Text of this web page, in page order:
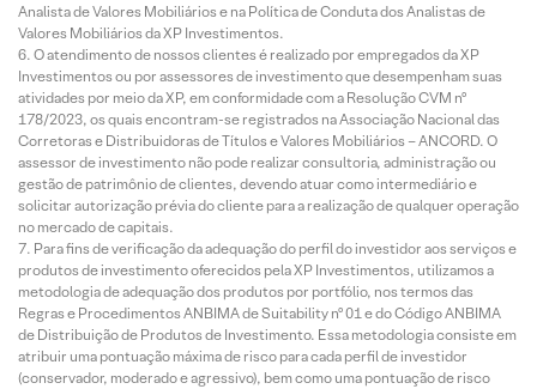
Analista de Valores Mobiliários e na Política de Conduta dos Analistas de
Valores Mobiliários da XP Investimentos.
O atendimento de nossos clientes é realizado por empregados da XP
Investimentos ou por assessores de investimento que desempenham suas
atividades por meio da XP, em conformidade com a Resolução CVM nº
178/2023, os quais encontram-se registrados na Associação Nacional das
Corretoras e Distribuidoras de Títulos e Valores Mobiliários – ANCORD. O
assessor de investimento não pode realizar consultoria, administração ou
gestão de patrimônio de clientes, devendo atuar como intermediário e
solicitar autorização prévia do cliente para a realização de qualquer operação
no mercado de capitais.
Para fins de verificação da adequação do perfil do investidor aos serviços e
produtos de investimento oferecidos pela XP Investimentos, utilizamos a
metodologia de adequação dos produtos por portfólio, nos termos das
Regras e Procedimentos ANBIMA de Suitability nº 01 e do Código ANBIMA
de Distribuição de Produtos de Investimento. Essa metodologia consiste em
atribuir uma pontuação máxima de risco para cada perfil de investidor
(conservador, moderado e agressivo), bem como uma pontuação de risco